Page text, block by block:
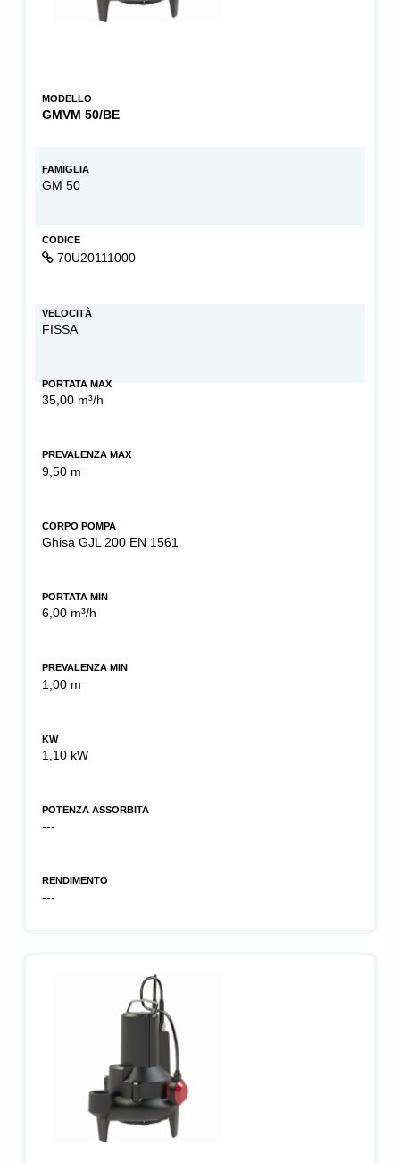
MODELLO
GMVM 50/BE
FAMIGLIA
GM 50
CODICE
70U20111000
VELOCITÀ
FISSA
PORTATA MAX
35,00 m³/h
PREVALENZA MAX
9,50 m
CORPO POMPA
Ghisa GJL 200 EN 1561
PORTATA MIN
6,00 m³/h
PREVALENZA MIN
1,00 m
KW
1,10 kW
POTENZA ASSORBITA
---
RENDIMENTO
---